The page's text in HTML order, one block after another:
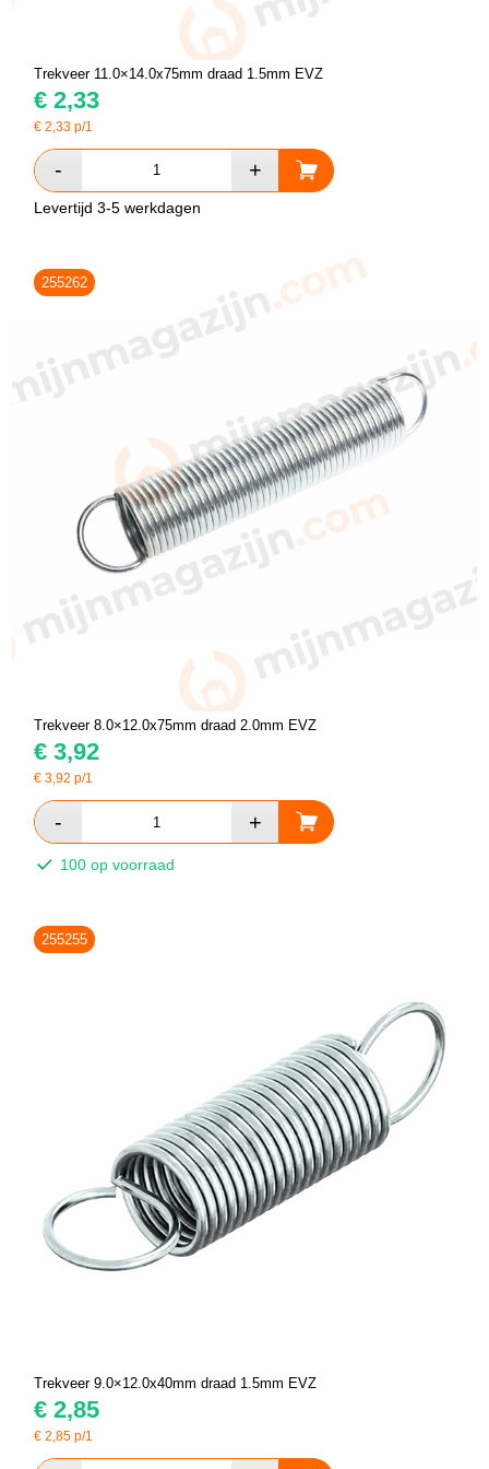
Trekveer 11.0×14.0x75mm draad 1.5mm EVZ
€ 2,33
€2,33 p/1
Levertijd 3-5 werkdagen
255262
Trekveer 8.0×12.0x75mm draad 2.0mm EVZ
€ 3,92
€3,92 p/1
100 op voorraad
255255
Trekveer 9.0×12.0x40mm draad 1.5mm EVZ
€ 2,85
€2,85 p/1